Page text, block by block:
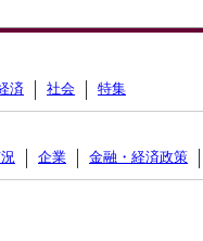
済 社会 特集
企業 金融・経済政策